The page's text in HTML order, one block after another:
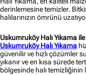
derinlemesine temizler.
halılarınızın ömrünü
Uskumruköy Halı Yıkama
Uskumruköy Halı Yıkama
güvenilir ve hızlı çözümler
yıkanır ve en kısa sürede
bölgesinde halı temizliğinin